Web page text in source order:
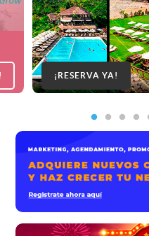
¡RESERVA YA!